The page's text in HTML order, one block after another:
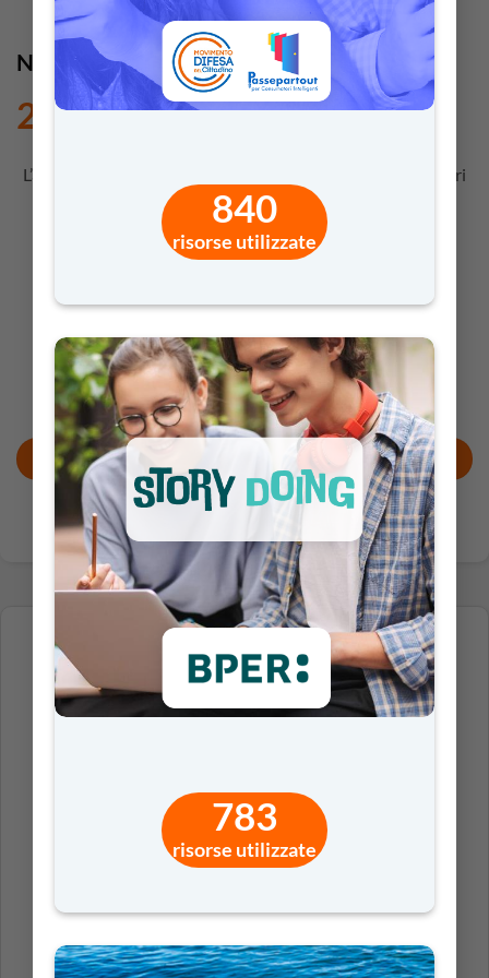
840
risorse utilizzate
783
risorse utilizzate
Natale da colorare
2,50€
L’albero illuminato, ghirlande scintillanti, stelle lucenti e altri
simboli da colorare per entrare nello spirito natalizio.
Perfette per un tocco di magia prima e durante i
festeggiamenti.
Adatto agli studentiDAI 4 AI 6 ANNI
AGGIUNGI AL CARRELLO
ADATTO PER GLI STUDENTI
DAI 4 AI 6 ANNI